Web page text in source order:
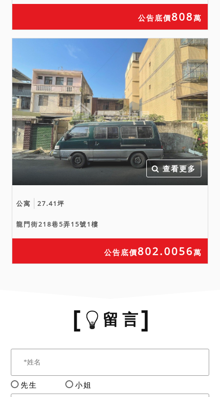
隨社會經濟情事而迭有異
動，應買人於投標前自應向
相關主管機關查詢有無使用
上或取得上限制之情事，於
綜合考量相關風險後再行投
標或應買。拍定後均不得以
此為由聲請減少價金或聲請
撤銷拍定。
十、網路公告及刊登於新聞
紙之公告內容如與本院公告
欄張貼之公告內容不符時，
一律以本院公告欄張貼之拍
賣公告內容為準。
公告底價808萬
查看更多
公寓 27.41坪
龍門街218巷5弄15號1樓
公告底價802.0056萬
留 言
先生 小姐